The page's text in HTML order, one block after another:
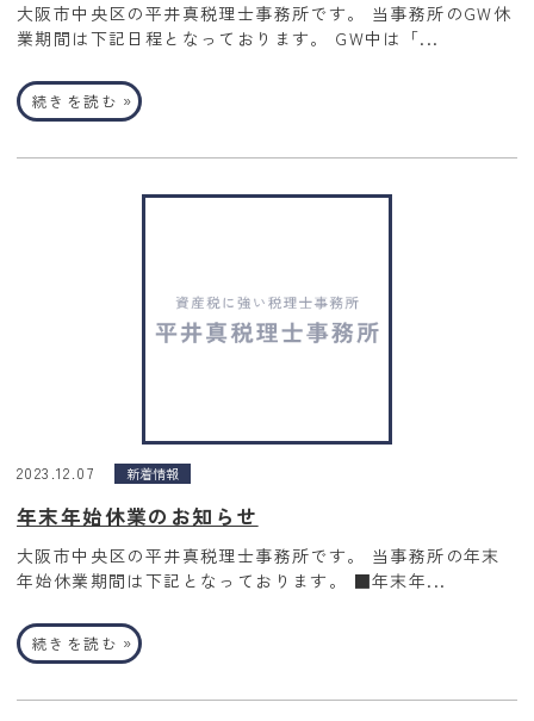
大阪市中央区の平井真税理士事務所です。 当事務所のGW休
業期間は下記日程となっております。 GW中は「...
続きを読む »
2023.12.07 新着情報
年末年始休業のお知らせ
大阪市中央区の平井真税理士事務所です。 当事務所の年末
年始休業期間は下記となっております。 ■年末年...
続きを読む »